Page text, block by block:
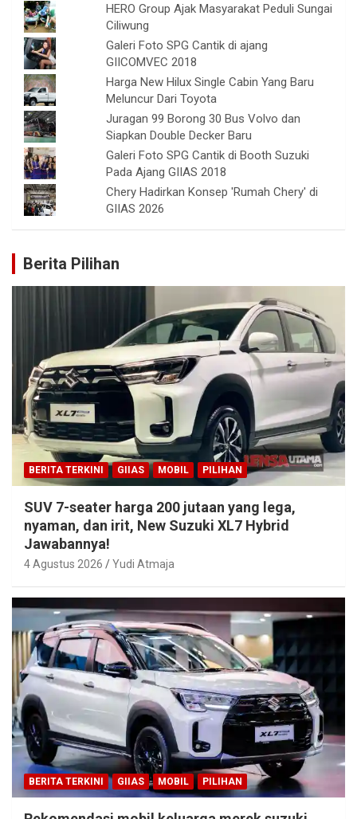
HERO Group Ajak Masyarakat Peduli Sungai
Ciliwung
Galeri Foto SPG Cantik di ajang
GIICOMVEC 2018
Harga New Hilux Single Cabin Yang Baru
Meluncur Dari Toyota
Juragan 99 Borong 30 Bus Volvo dan
Siapkan Double Decker Baru
Galeri Foto SPG Cantik di Booth Suzuki
Pada Ajang GIIAS 2018
Chery Hadirkan Konsep 'Rumah Chery' di
GIIAS 2026
Berita Pilihan
BERITA TERKINI GIIAS MOBIL PILIHAN
SUV 7-seater harga 200 jutaan yang lega,
nyaman, dan irit, New Suzuki XL7 Hybrid
Jawabannya!
4 Agustus 2026 Yudi Atmaja
BERITA TERKINI GIIAS MOBIL PILIHAN